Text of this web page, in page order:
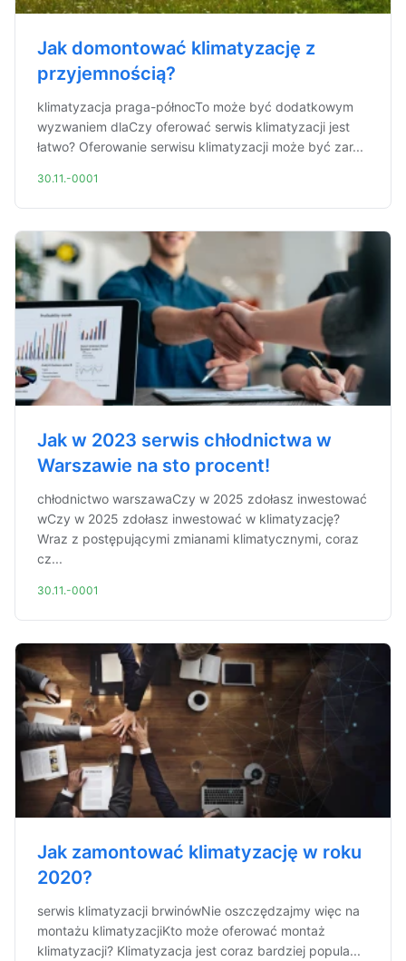
Jak domontować klimatyzację z
przyjemnością?
klimatyzacja praga-północTo może być dodatkowym
wyzwaniem dlaCzy oferować serwis klimatyzacji jest
łatwo? Oferowanie serwisu klimatyzacji może być zar...
30.11.-0001
Jak w 2023 serwis chłodnictwa w
Warszawie na sto procent!
chłodnictwo warszawaCzy w 2025 zdołasz inwestować
wCzy w 2025 zdołasz inwestować w klimatyzację?
Wraz z postępującymi zmianami klimatycznymi, coraz
cz...
30.11.-0001
Jak zamontować klimatyzację w roku
2020?
serwis klimatyzacji brwinówNie oszczędzajmy więc na
montażu klimatyzacjiKto może oferować montaż
klimatyzacji? Klimatyzacja jest coraz bardziej popula...